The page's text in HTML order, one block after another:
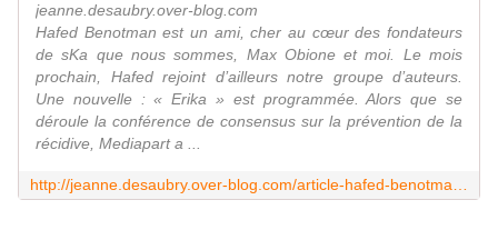
jeanne.desaubry.over-blog.com
Hafed Benotman est un ami, cher au cœur des fondateurs
de sKa que nous sommes, Max Obione et moi. Le mois
prochain, Hafed rejoint d’ailleurs notre groupe d’auteurs.
Une nouvelle : « Erika » est programmée. Alors que se
déroule la conférence de consensus sur la prévention de la
récidive, Mediapart a ...